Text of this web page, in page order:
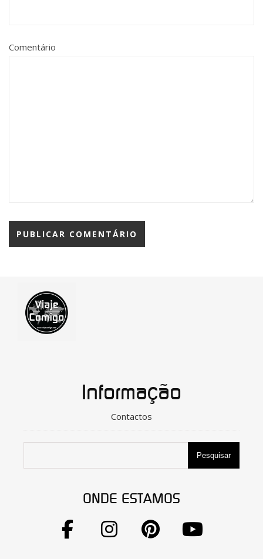
Comentário
Informação
Contactos
Pesquisar
ONDE ESTAMOS